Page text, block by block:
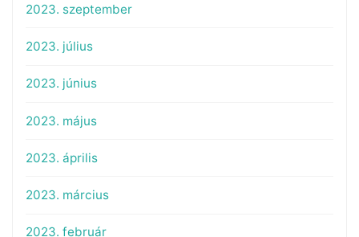
2023. szeptember
2023. július
2023. június
2023. május
2023. április
2023. március
2023. február